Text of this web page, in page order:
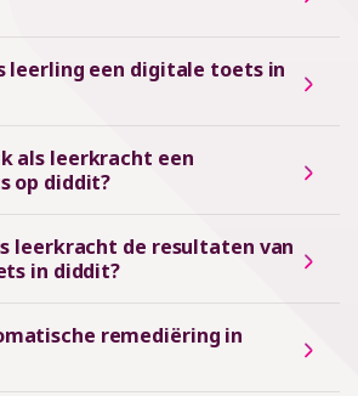
leerling een digitale toets in
als leerkracht een
op diddit?
leerkracht de resultaten van
in diddit?
remediëring in